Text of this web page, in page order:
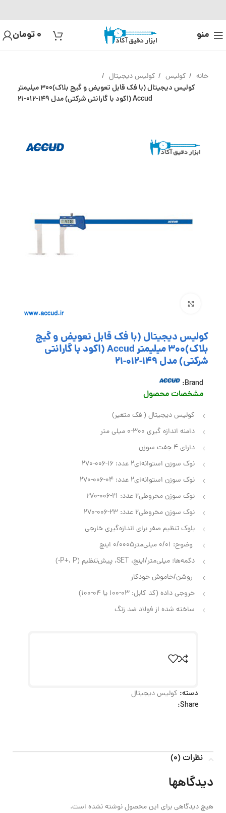
منو 0تومان
خانه کولیس کولیس دیجیتال
کولیس دیجیتال (با فک قابل تعویض و گیج بلاک)300 میلیمتر
Accud (اکود با گارانتی شرکتی) مدل 149-012-21
کولیس دیجیتال (با فک قابل تعویض و گیج
بلاک)300 میلیمتر Accud (اکود با گارانتی
شرکتی) مدل 149-012-21
Brand:
مشخصات محصول
کولیس دیجیتال ( فک متغیر)
دامنه اندازه گیری 300-0 میلی متر
دارای ۴ جفت سوزن
نوک سوزن استوانه‌ای2 عدد: 16-006-270
نوک سوزن استوانه‌ای2 عدد: 04-006-270
نوک سوزن مخروطی2 عدد: 21-006-270
نوک سوزن مخروطی2 عدد: 23-006-270
بلوک تنظیم صفر برای اندازه‌گیری خارجی
وضوح: 0/01 میلی‌متر0/0005 اینچ
دکمه‌ها: میلی‌متر/اینچ، SET، پیش‌تنظیم (P+، P-)
روشن/خاموش خودکار
خروجی داده (کد کابل: 03-100 یا 04-100)
ساخته شده از فولاد ضد زنگ
دسته: کولیس دیجیتال
Share:
نظرات (0)
دیدگاهها
هیچ دیدگاهی برای این محصول نوشته نشده است.